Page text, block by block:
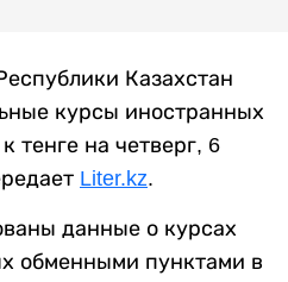
Казахстан
курсы иностранных
тенге на четверг, 6
Liter.kz.
данные о курсах
обменными пунктами в